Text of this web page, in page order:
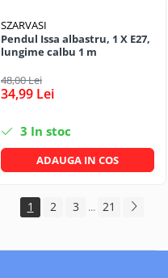
SZARVASI
Pendul Issa albastru, 1 X E27,
lungime calbu 1 m
48,00 Lei
34,99 Lei
3 In stoc
ADAUGA IN COS
1 2 3 ... 21